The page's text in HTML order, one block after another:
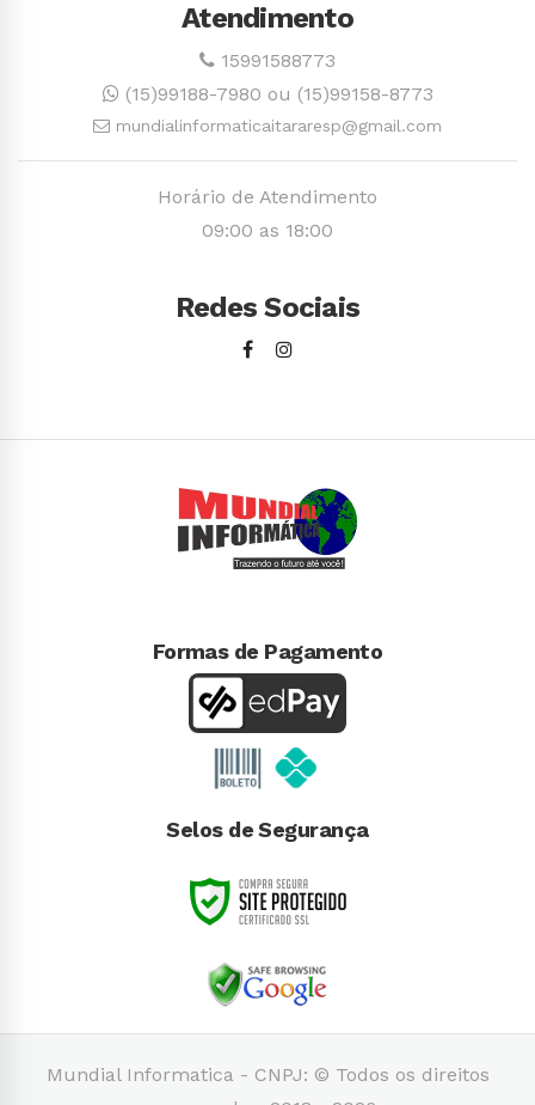
Atendimento
15991588773
(15)99188-7980 ou (15)99158-8773
mundialinformaticaitararesp@gmail.com
Horário de Atendimento
09:00 as 18:00
Redes Sociais
Formas de Pagamento
Selos de Segurança
Mundial Informatica - CNPJ: © Todos os direitos